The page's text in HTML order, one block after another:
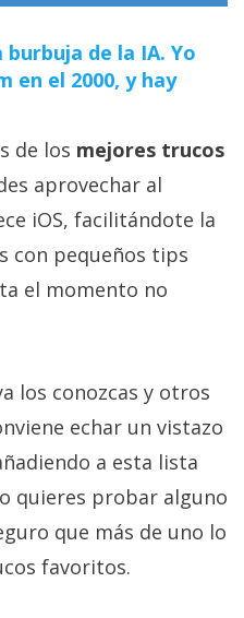
de la IA. Yo
en el 2000, y hay
de los mejores trucos
aprovechar al
iOS, facilitándote la
con pequeños tips
el momento no
los conozcas y otros
echar un vistazo
a esta lista
quieres probar alguno
que más de uno lo
favoritos.